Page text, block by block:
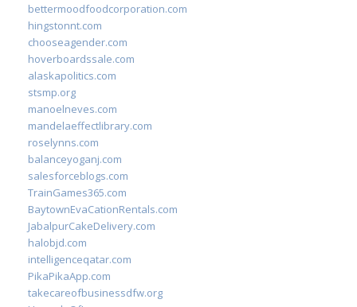
bettermoodfoodcorporation.com
hingstonnt.com
chooseagender.com
hoverboardssale.com
alaskapolitics.com
stsmp.org
manoelneves.com
mandelaeffectlibrary.com
roselynns.com
balanceyoganj.com
salesforceblogs.com
TrainGames365.com
BaytownEvaCationRentals.com
JabalpurCakeDelivery.com
halobjd.com
intelligenceqatar.com
PikaPikaApp.com
takecareofbusinessdfw.org